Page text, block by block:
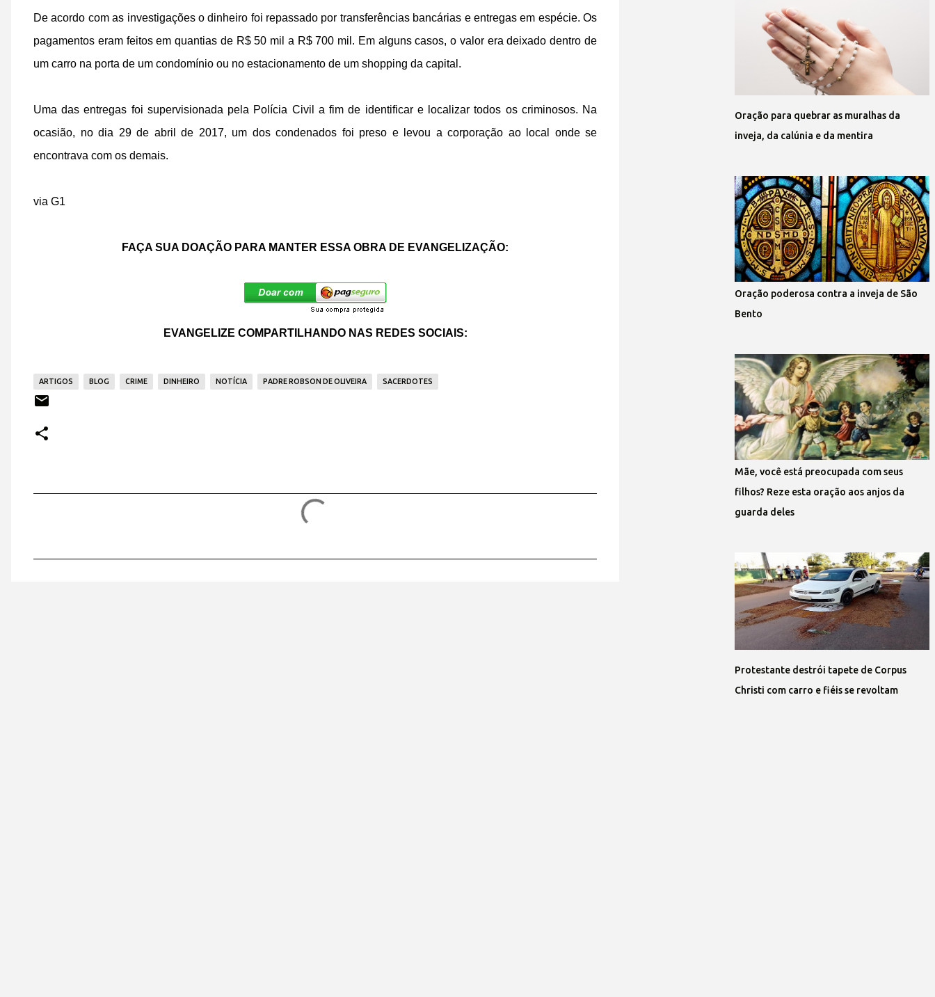
De acordo com as investigações o dinheiro foi repassado por transferências bancárias e entregas em espécie. Os
pagamentos eram feitos em quantias de R$ 50 mil a R$ 700 mil. Em alguns casos, o valor era deixado dentro de
um carro na porta de um condomínio ou no estacionamento de um shopping da capital.
Uma das entregas foi supervisionada pela Polícia Civil a fim de identificar e localizar todos os criminosos. Na
ocasião, no dia 29 de abril de 2017, um dos condenados foi preso e levou a corporação ao local onde se
encontrava com os demais.
via G1
FAÇA SUA DOAÇÃO PARA MANTER ESSA OBRA DE EVANGELIZAÇÃO:
EVANGELIZE COMPARTILHANDO NAS REDES SOCIAIS:
ARTIGOS BLOG CRIME DINHEIRO NOTÍCIA PADRE ROBSON DE OLIVEIRA SACERDOTES
Oração para quebrar as muralhas da
inveja, da calúnia e da mentira
Oração poderosa contra a inveja de São
Bento
Mãe, você está preocupada com seus
filhos? Reze esta oração aos anjos da
guarda deles
Protestante destrói tapete de Corpus
Christi com carro e fiéis se revoltam